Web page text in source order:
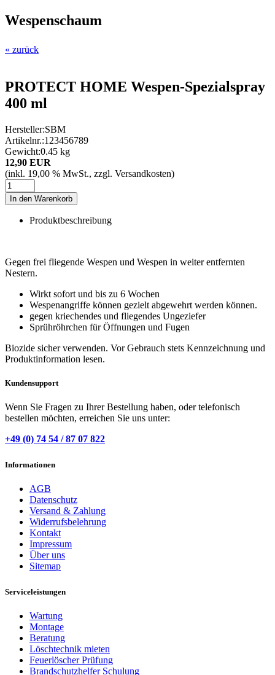
Wespenschaum
« zurück
PROTECT HOME Wespen-Spezialspray
400 ml
Hersteller:SBM
Artikelnr.:123456789
Gewicht:0.45 kg
12,90 EUR
(inkl. 19,00 % MwSt., zzgl. Versandkosten)
In den Warenkorb
Produktbeschreibung
Gegen frei fliegende Wespen und Wespen in weiter entfernten
Nestern.
Wirkt sofort und bis zu 6 Wochen
Wespenangriffe können gezielt abgewehrt werden können.
gegen kriechendes und fliegendes Ungeziefer
Sprühröhrchen für Öffnungen und Fugen
Biozide sicher verwenden. Vor Gebrauch stets Kennzeichnung und
Produktinformation lesen.
Kundensupport
Wenn Sie Fragen zu Ihrer Bestellung haben, oder telefonisch
bestellen möchten, erreichen Sie uns unter:
+49 (0) 74 54 / 87 07 822
Informationen
AGB
Datenschutz
Versand & Zahlung
Widerrufsbelehrung
Kontakt
Impressum
Über uns
Sitemap
Serviceleistungen
Wartung
Montage
Beratung
Löschtechnik mieten
Feuerlöscher Prüfung
Brandschutzhelfer Schulung